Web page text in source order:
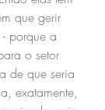
que gerir
porque a
o setor
de que seria
exatamente,